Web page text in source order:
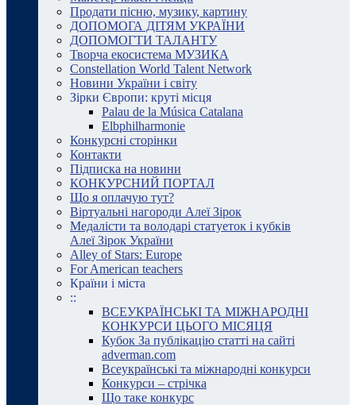
Продати пісню, музику, картину
ДОПОМОГА ДІТЯМ УКРАЇНИ
ДОПОМОГТИ ТАЛАНТУ
Творча екосистема МУЗИКА
Constellation World Talent Network
Новини України і світу
Зірки Європи: круті місця
Palau de la Música Catalana
Elbphilharmonie
Конкурсні сторінки
Контакти
Підписка на новини
КОНКУРСНИЙ ПОРТАЛ
Що я оплачую тут?
Віртуальні нагороди Алеї Зірок
Медалісти та володарі статуеток і кубків
Алеї Зірок України
Alley of Stars: Europe
For American teachers
Країни і міста
::
ВСЕУКРАЇНСЬКІ ТА МІЖНАРОДНІ
КОНКУРСИ ЦЬОГО МІСЯЦЯ
Кубок За публікацію статті на сайті
adverman.com
Всеукраїнські та міжнародні конкурси
Конкурси – стрічка
Що таке конкурс